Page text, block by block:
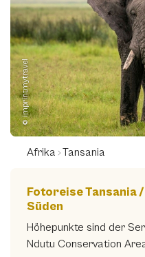
Profotografie (0)
REISEN MIT
Sabine Geiger
Stefan Schäfer
Thomas Hintze
World Geographic
Zoom Expeditions (0)
imageBROKER
© imprintmytravel
Afrika Tansania
Fotoreise Tansania
Süden
Höhepunkte sind der
Ndutu Conservation